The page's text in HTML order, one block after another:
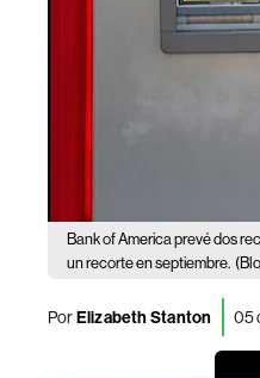
Bank of America prevé dos
un recorte en septiembre.
PorElizabeth Stanton 05